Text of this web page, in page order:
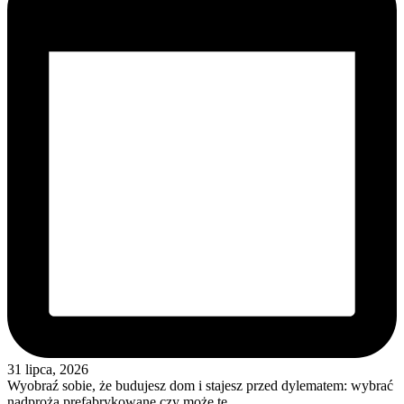
31 lipca, 2026
Wyobraź sobie, że budujesz dom i stajesz przed dylematem: wybrać